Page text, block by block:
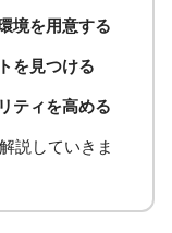
境を用意する
を見つける
ティを高める
説していきま